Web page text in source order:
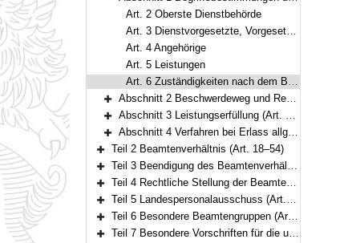
Bereich reduzieren
Art. 2 Oberste Dienstbehörde
Art. 3 Dienstvorgesetzte, Vorgesetzte
Art. 4 Angehörige
Art. 5 Leistungen
Art. 6 Zuständigkeiten nach dem Beamtenstatusgesetz
Bereich erweitern
Abschnitt 2 Beschwerdeweg und Rechtsschutz (Art. 7–10)
Bereich erweitern
Abschnitt 3 Leistungserfüllung (Art. 11–14)
Bereich erweitern
Abschnitt 4 Verfahren bei Erlass allgemeiner beamtenrechtlicher Regelungen (Art. 15–17)
Bereich erweitern
Teil 2 Beamtenverhältnis (Art. 18–54)
Bereich erweitern
Teil 3 Beendigung des Beamtenverhältnisses (Art. 55–72)
Bereich erweitern
Teil 4 Rechtliche Stellung der Beamten und Beamtinnen (Art. 73–111)
Bereich erweitern
Teil 5 Landespersonalausschuss (Art. 112–120)
Bereich erweitern
Teil 6 Besondere Beamtengruppen (Art. 121–134)
Teil 7 Besondere Vorschriften für die unter der Aufsicht des Staates stehenden Körperschaften, Anstalten und Stiftungen des öffentlichen Rechts (Art. 135–137)